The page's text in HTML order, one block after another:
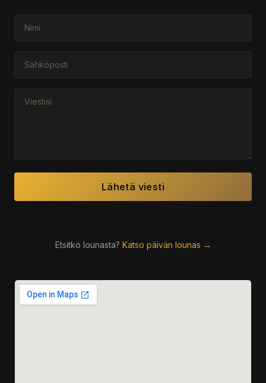
Lähetä viesti
Etsitkö lounasta? Katso päivän lounas →